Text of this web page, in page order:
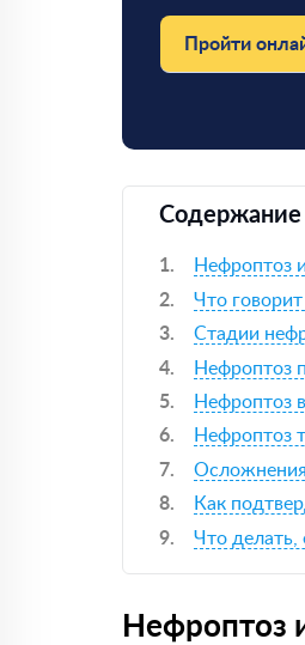
Пройти
Содержание
Нефроптоз
Что
Стадии
Нефроптоз
Нефроптоз
Нефроптоз
Как
Что делать,
Нефроптоз